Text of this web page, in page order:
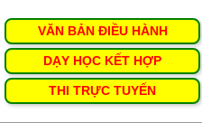
VĂN BẢN ĐIỀU HÀNH
DẠY HỌC KẾT HỢP
THI TRỰC TUYẾN